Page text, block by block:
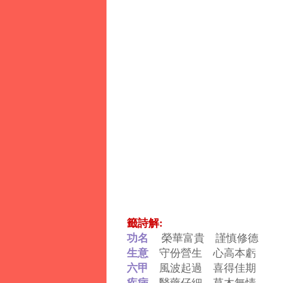
籤詩解:
功名 榮華富貴 謹慎修德
生意 守份營生 心高本虧
六甲 風波起過 喜得佳期